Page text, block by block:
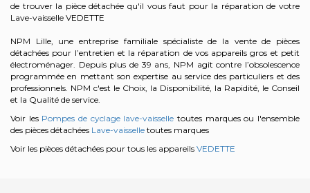
de trouver la pièce détachée qu'il vous faut pour la réparation de votre
Lave-vaisselle VEDETTE
NPM Lille, une entreprise familiale spécialiste de la vente de pièces
détachées pour l’entretien et la réparation de vos appareils gros et petit
électroménager. Depuis plus de 39 ans, NPM agit contre l’obsolescence
programmée en mettant son expertise au service des particuliers et des
professionnels. NPM c'est le Choix, la Disponibilité, la Rapidité, le Conseil
et la Qualité de service.
Voir les Pompes de cyclage lave-vaisselle toutes marques ou l'ensemble
des pièces détachées Lave-vaisselle toutes marques
Voir les pièces détachées pour tous les appareils VEDETTE